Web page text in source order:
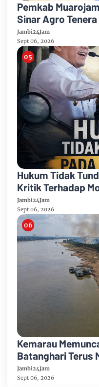
Pemkab
Sinar Agro
Sipin Teluk Duren
Jambi24Jam
Sept 06, 2026
Hukum Tidak
Kritik Terhadap
Media dan Aktivis
Jambi24Jam
Sept 06, 2026
Kemarau
Batanghari Terus
Hadapi Ancaman
Karhutla
Jambi24Jam
Sept 06, 2026